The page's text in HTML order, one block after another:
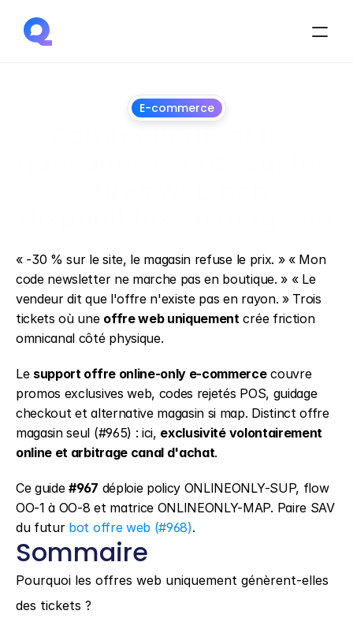
E-commerce
« -30 % sur le site, le magasin refuse le prix. » « Mon
code newsletter ne marche pas en boutique. » « Le
vendeur dit que l'offre n'existe pas en rayon. » Trois
tickets où une offre web uniquement crée friction
omnicanal côté physique.
Le support offre online-only e-commerce couvre
promos exclusives web, codes rejetés POS, guidage
checkout et alternative magasin si map. Distinct offre
magasin seul (#965) : ici, exclusivité volontairement
online et arbitrage canal d'achat.
Ce guide #967 déploie policy ONLINEONLY-SUP, flow
OO-1 à OO-8 et matrice ONLINEONLY-MAP. Paire SAV
du futur bot offre web (#968).
Sommaire
Pourquoi les offres web uniquement génèrent-elles
des tickets ?